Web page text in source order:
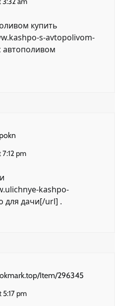
купить
s-avtopolivom-
pm
kashpo-
для дачи[/url] .
Item/296345
5:17 pm